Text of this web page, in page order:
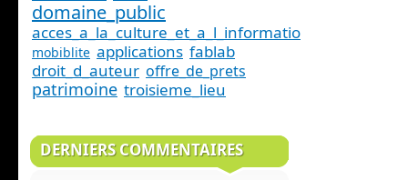
domaine_public
acces_a_la_culture_et_a_l_information_
mobiblite applications fablab
droit_d_auteur offre_de_prets
patrimoine troisieme_lieu
DERNIERS COMMENTAIRES